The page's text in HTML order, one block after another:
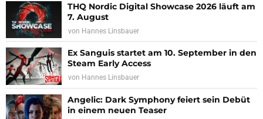
THQ Nordic Digital Showcase 2026 läuft am
7. August
von Hannes Linsbauer
Ex Sanguis startet am 10. September in den
Steam Early Access
von Hannes Linsbauer
Angelic: Dark Symphony feiert sein Debüt
in einem neuen Teaser